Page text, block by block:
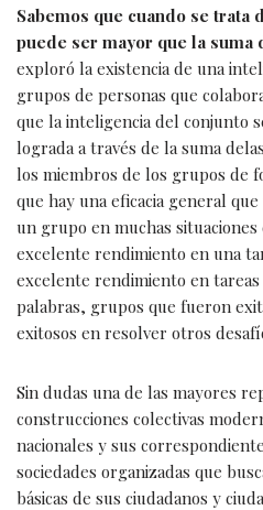
Sabemos que cuando se
puede ser mayor que la suma
exploró la existencia de una
grupos de personas que
que la inteligencia del conjunto
lograda a través de la suma
los miembros de los grupos de
que hay una eficacia general
un grupo en muchas
excelente rendimiento en una
excelente rendimiento en
palabras, grupos que fueron
exitosos en resolver otros
Sin dudas una de las mayores
construcciones colectivas
nacionales y sus
sociedades organizadas que
básicas de sus ciudadanos y